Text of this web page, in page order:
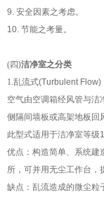
9. 安全因素之考虑。
10. 节能之考量。
(四)洁净室之分类
1.乱流式(Turbulent Flow)
空气由空调箱经风管与洁
侧隔间墙板或高架地板回
此型式适用于洁净室等级
优点：构造简单、系统建
所，可并用无尘工作台，
缺点：乱流造成的微尘粒